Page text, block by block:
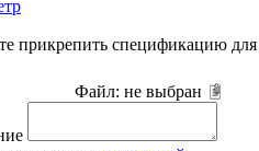
прикрепить спецификацию для
Файл: не выбран